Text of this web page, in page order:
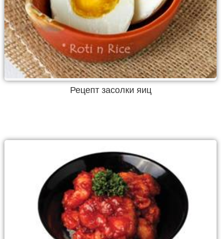
Рецепт засолки яиц